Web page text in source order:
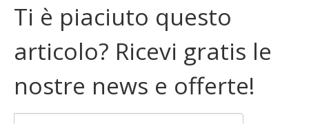
Ti è piaciuto questo
articolo? Ricevi gratis le
nostre news e offerte!